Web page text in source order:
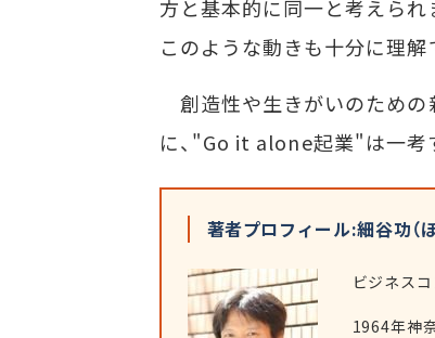
方と基本的に同一と考えられ
このような動きも十分に理解
創造性や生きがいのための
に、"Go it alone起業"は一考
著者プロフィール:細谷功（
ビジネスコ
1964年神